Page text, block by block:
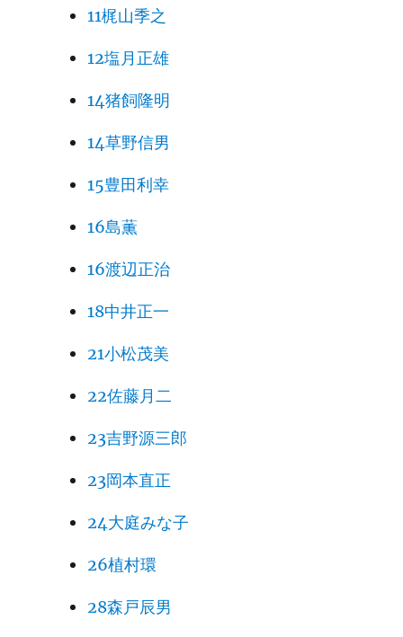
11梶山季之
12塩月正雄
14猪飼隆明
14草野信男
15豊田利幸
16島薫
16渡辺正治
18中井正一
21小松茂美
22佐藤月二
23吉野源三郎
23岡本直正
24大庭みな子
26植村環
28森戸辰男